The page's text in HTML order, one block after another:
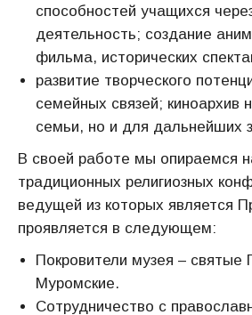
способностей учащихся
деятельность; создание
фильма, исторических
развитие творческого
семейных связей; киноархив
семьи, но и для дальнейших
В своей работе мы опираемся
традиционных религиозных
ведущей из которых является
проявляется в следующем:
Покровители музея – святые
Муромские.
Сотрудничество с